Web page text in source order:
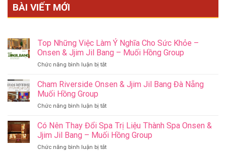
BÀI VIẾT MỚI
Top Những Việc Làm Ý Nghĩa Cho Sức Khỏe –
Onsen & Jjim Jil Bang – Muối Hồng Group
Chức năng bình luận bị tắtở
Những
Ý
Cho
Sức
–
Cham Riverside Onsen & Jjim Jil Bang Đà Nẵng
Muối Hồng Group
Chức năng bình luận bị tắtở
Riverside
Onsen
&
Jjim
Có Nên Thay Đổi Spa Trị Liệu Thành Spa Onsen &
Jjim Jil Bang – Muối Hồng Group
Chức năng bình luận bị tắtở